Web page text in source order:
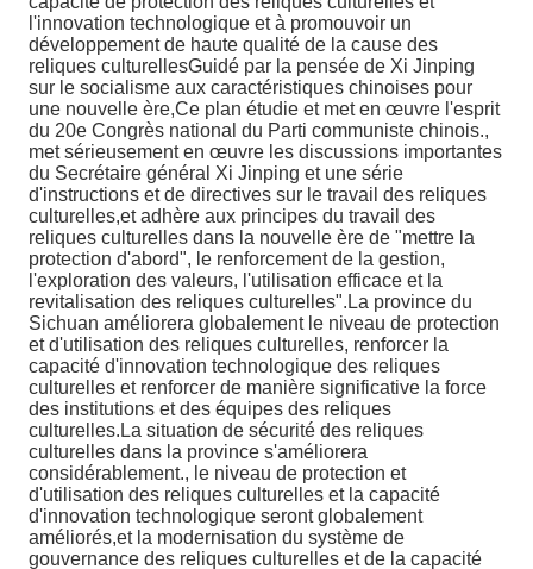
l'innovation technologique et à promouvoir un
développement de haute qualité de la cause des
reliques culturellesGuidé par la pensée de Xi Jinping
sur le socialisme aux caractéristiques chinoises pour
une nouvelle ère,Ce plan étudie et met en œuvre l'esprit
du 20e Congrès national du Parti communiste chinois.,
met sérieusement en œuvre les discussions importantes
du Secrétaire général Xi Jinping et une série
d'instructions et de directives sur le travail des reliques
culturelles,et adhère aux principes du travail des
reliques culturelles dans la nouvelle ère de "mettre la
protection d'abord", le renforcement de la gestion,
l'exploration des valeurs, l'utilisation efficace et la
revitalisation des reliques culturelles".La province du
Sichuan améliorera globalement le niveau de protection
et d'utilisation des reliques culturelles, renforcer la
capacité d'innovation technologique des reliques
culturelles et renforcer de manière significative la force
des institutions et des équipes des reliques
culturelles.La situation de sécurité des reliques
culturelles dans la province s'améliorera
considérablement., le niveau de protection et
d'utilisation des reliques culturelles et la capacité
d'innovation technologique seront globalement
améliorés,et la modernisation du système de
gouvernance des reliques culturelles et de la capacité